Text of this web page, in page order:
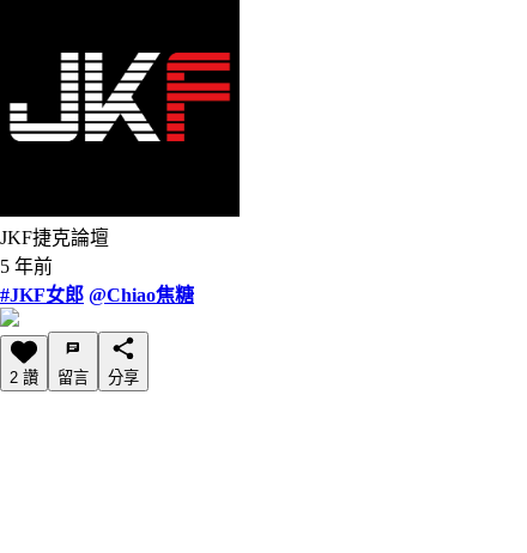
JKF捷克論壇
5 年前
#JKF女郎 @Chiao焦糖
2 讚 留言 分享